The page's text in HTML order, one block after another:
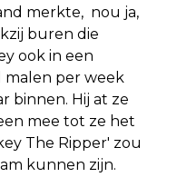
merkte, nou ja,
buren die
ook in een
malen per week
binnen. Hij at ze
mee tot ze het
The Ripper' zou
kunnen zijn.